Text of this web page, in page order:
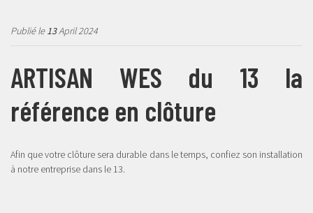
Publié le13April 2024
ARTISAN WES du 13 la
référence en clôture
Afin que votre clôture sera durable dans le temps, confiez son installation
à notre entreprise dans le 13.